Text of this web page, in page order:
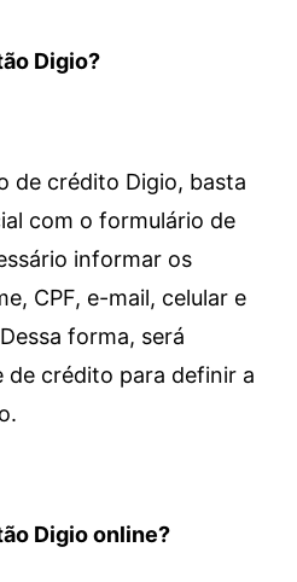
Digio?
de crédito Digio, basta
com o formulário de
informar os
CPF, e-mail, celular e
forma, será
de crédito para definir a
Digio online?